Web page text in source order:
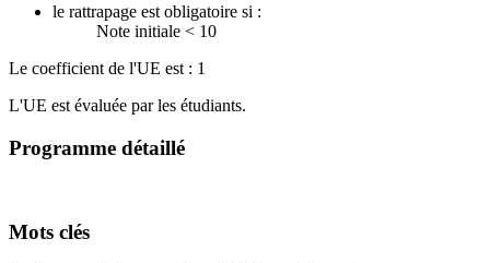
le rattrapage est obligatoire si :
Note initiale < 10
Le coefficient de l'UE est : 1
L'UE est évaluée par les étudiants.
Programme détaillé
Mots clés